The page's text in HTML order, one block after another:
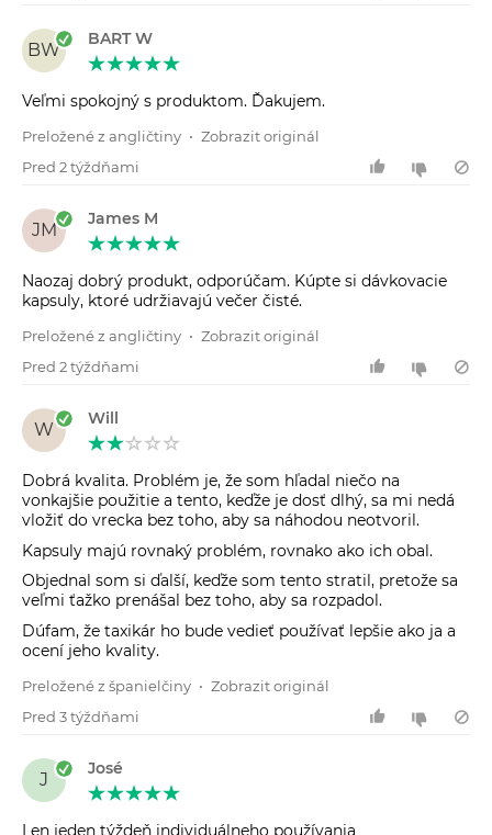
BW
BART W
Veľmi spokojný s produktom. Ďakujem.
Preložené z angličtiny • Zobrazit originál
Pred 2 týždňami
JM
James M
Naozaj dobrý produkt, odporúčam. Kúpte si dávkovacie
kapsuly, ktoré udržiavajú večer čisté.
Preložené z angličtiny • Zobrazit originál
Pred 2 týždňami
W
Will
Dobrá kvalita. Problém je, že som hľadal niečo na
vonkajšie použitie a tento, keďže je dosť dlhý, sa mi nedá
vložiť do vrecka bez toho, aby sa náhodou neotvoril.
Kapsuly majú rovnaký problém, rovnako ako ich obal.
Objednal som si ďalší, keďže som tento stratil, pretože sa
veľmi ťažko prenášal bez toho, aby sa rozpadol.
Dúfam, že taxikár ho bude vedieť používať lepšie ako ja a
ocení jeho kvality.
Preložené z španielčiny • Zobrazit originál
Pred 3 týždňami
J
José
Len jeden týždeň individuálneho používania